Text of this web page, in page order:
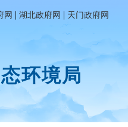
网 | 湖北政府网 | 天门政府网
环境局